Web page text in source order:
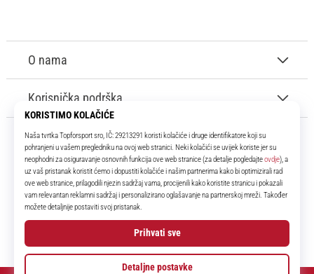
11teamsports.hr
Tvoj smo pouzdani suigrač već više od 16 godina! Cijelo to vrijeme
donosimo ti najbolje i najnovije proizvode iz svijeta nogometa.
Facebook
Instagram
O nama
Korisnička podrška